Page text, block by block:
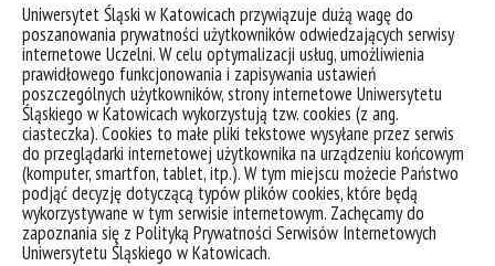
Uniwersytet Śląski w Katowicach przywiązuje dużą wagę do
poszanowania prywatności użytkowników odwiedzających serwisy
internetowe Uczelni. W celu optymalizacji usług, umożliwienia
prawidłowego funkcjonowania i zapisywania ustawień
poszczególnych użytkowników, strony internetowe Uniwersytetu
Śląskiego w Katowicach wykorzystują tzw. cookies (z ang.
ciasteczka). Cookies to małe pliki tekstowe wysyłane przez serwis
do przeglądarki internetowej użytkownika na urządzeniu końcowym
(komputer, smartfon, tablet, itp.). W tym miejscu możecie Państwo
podjąć decyzję dotyczącą typów plików cookies, które będą
wykorzystywane w tym serwisie internetowym. Zachęcamy do
zapoznania się z Polityką Prywatności Serwisów Internetowych
Uniwersytetu Śląskiego w Katowicach.
deklaracja dostępności
mapa strony
Instytut Pedagogiki